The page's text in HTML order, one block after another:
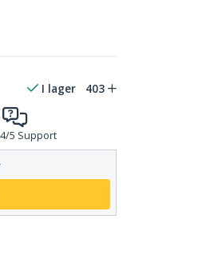
I lager 403
5 Support